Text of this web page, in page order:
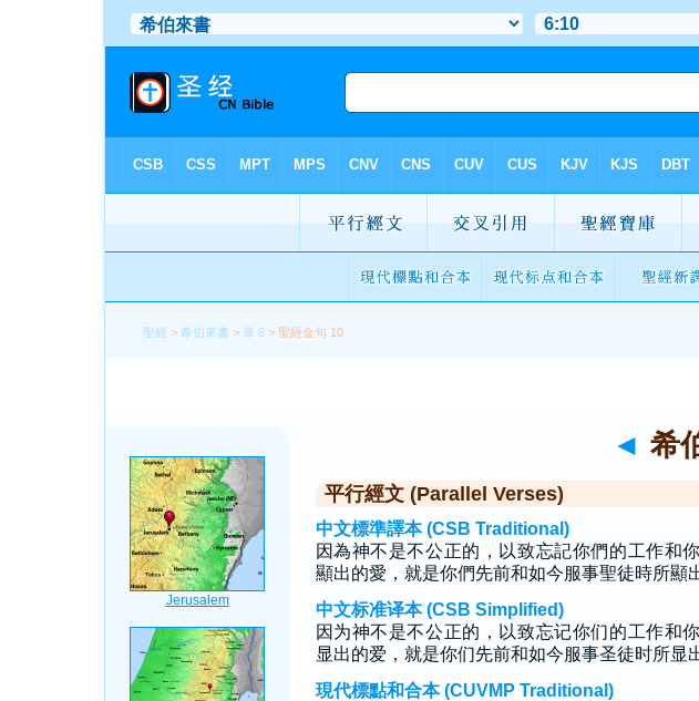
聖經 >希伯來書 > 章 6 > 聖經金句 10
◄ 希
平行經文 (Parallel Verses)
中文標準譯本 (CSB Traditional)
因為神不是不公正的，以致忘記你們的工作和
顯出的愛，就是你們先前和如今服事聖徒時所顯
中文标准译本 (CSB Simplified)
因为神不是不公正的，以致忘记你们的工作和
显出的爱，就是你们先前和如今服事圣徒时所显
現代標點和合本 (CUVMP Traditional)